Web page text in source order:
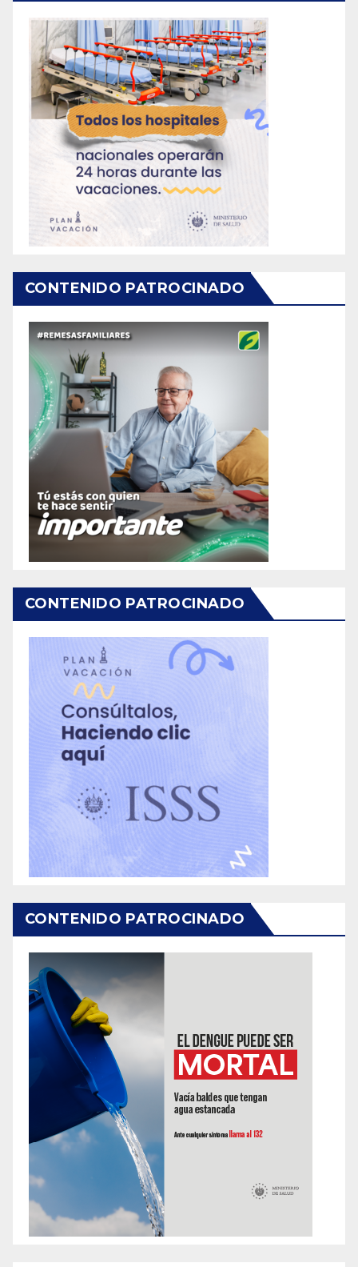
CONTENIDO PATROCINADO
CONTENIDO PATROCINADO
CONTENIDO PATROCINADO